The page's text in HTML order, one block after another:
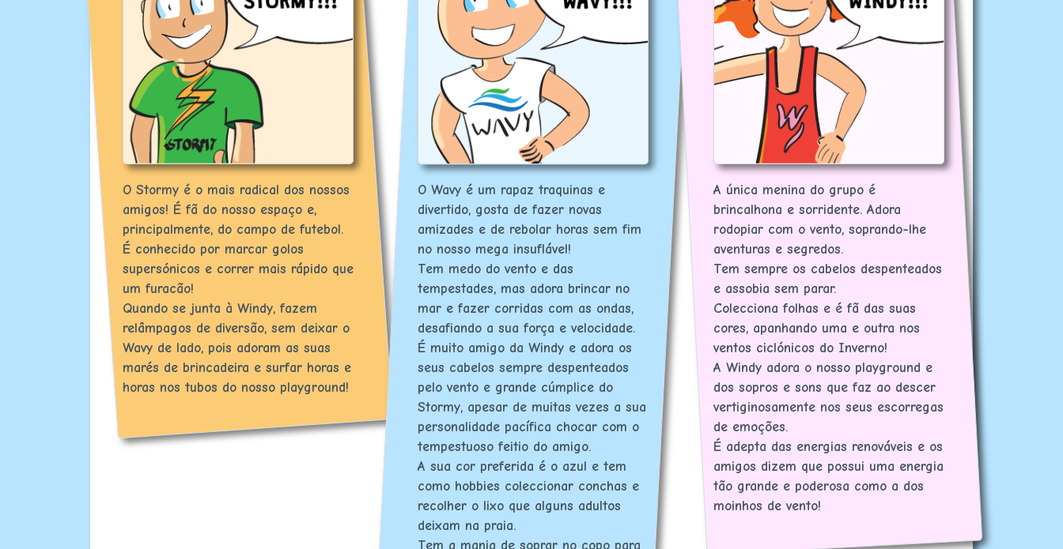
O Stormy é o mais radical dos nossos
amigos! É fã do nosso espaço e,
principalmente, do campo de futebol.
É conhecido por marcar golos
supersónicos e correr mais rápido que
um furacão!
Quando se junta à Windy, fazem
relâmpagos de diversão, sem deixar o
Wavy de lado, pois adoram as suas
marés de brincadeira e surfar horas e
horas nos tubos do nosso playground!
O Wavy é um rapaz traquinas e
divertido, gosta de fazer novas
amizades e de rebolar horas sem fim
no nosso mega insuflável!
Tem medo do vento e das
tempestades, mas adora brincar no
mar e fazer corridas com as ondas,
desafiando a sua força e velocidade.
É muito amigo da Windy e adora os
seus cabelos sempre despenteados
pelo vento e grande cúmplice do
Stormy, apesar de muitas vezes a sua
personalidade pacífica chocar com o
tempestuoso feitio do amigo.
A sua cor preferida é o azul e tem
como hobbies coleccionar conchas e
recolher o lixo que alguns adultos
deixam na praia.
Tem a mania de soprar no copo para
A única menina do grupo é
brincalhona e sorridente. Adora
rodopiar com o vento, soprando-lhe
aventuras e segredos.
Tem sempre os cabelos despenteados
e assobia sem parar.
Colecciona folhas e é fã das suas
cores, apanhando uma e outra nos
ventos ciclónicos do Inverno!
A Windy adora o nosso playground e
dos sopros e sons que faz ao descer
vertiginosamente nos seus escorregas
de emoções.
É adepta das energias renováveis e os
amigos dizem que possui uma energia
tão grande e poderosa como a dos
moinhos de vento!